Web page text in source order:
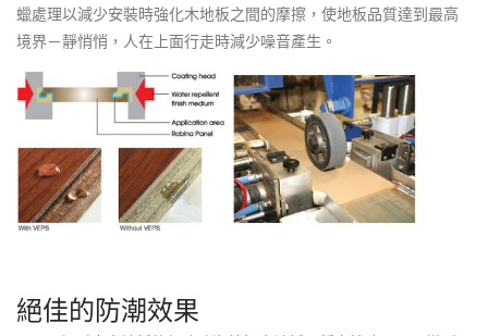
蠟處理以減少安裝時強化木地板之間的摩擦，使地板品質達到最高
境界－靜悄悄，人在上面行走時減少噪音產生。
絕佳的防潮效果